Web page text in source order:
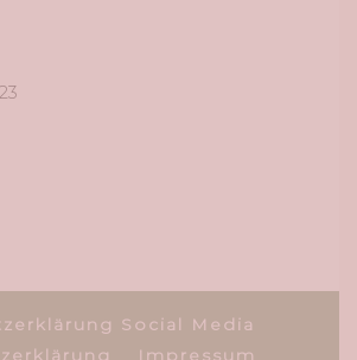
Social Media
Impressum